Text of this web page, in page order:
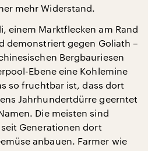
mehr Widerstand.
einem Marktflecken am Rand
demonstriert gegen Goliath –
Bergbauriesen
Ebene eine Kohlemine
so fruchtbar ist, dass dort
Jahrhundertdürre geerntet
Die meisten sind
Generationen dort
anbauen. Farmer wie